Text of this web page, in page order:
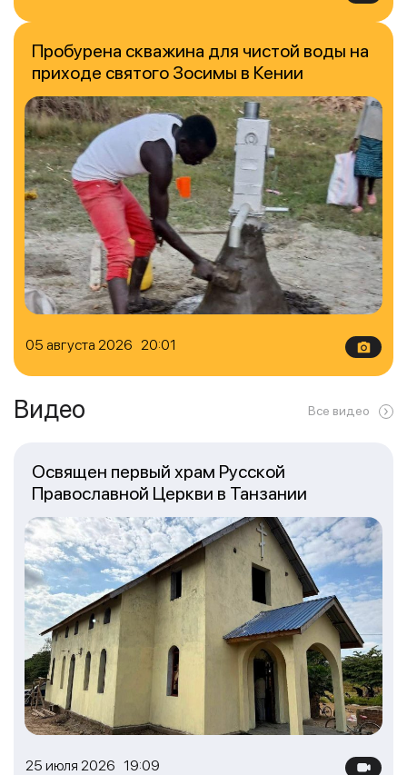
05 августа 2026 20:01
Пробурена скважина для чистой воды на
приходе святого Зосимы в Кении
Видео Все видео
25 июля 2026 19:09
Освящен первый храм Русской
Православной Церкви в Танзании